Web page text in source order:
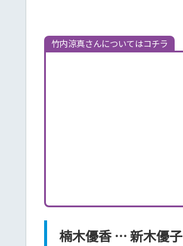
竹内涼真さんについてはコチラ
楠木優香 … 新木優子